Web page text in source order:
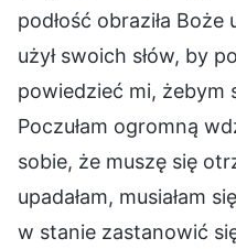
podłość obraziła
użył swoich słów, by
powiedzieć mi, żebym
Poczułam ogromną
sobie, że muszę się
upadałam, musiałam
w stanie zastanowić